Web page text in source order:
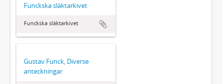
Funckska släktarkivet
Funckska släktarkivet
Gustav Funck, Diverse
anteckningar